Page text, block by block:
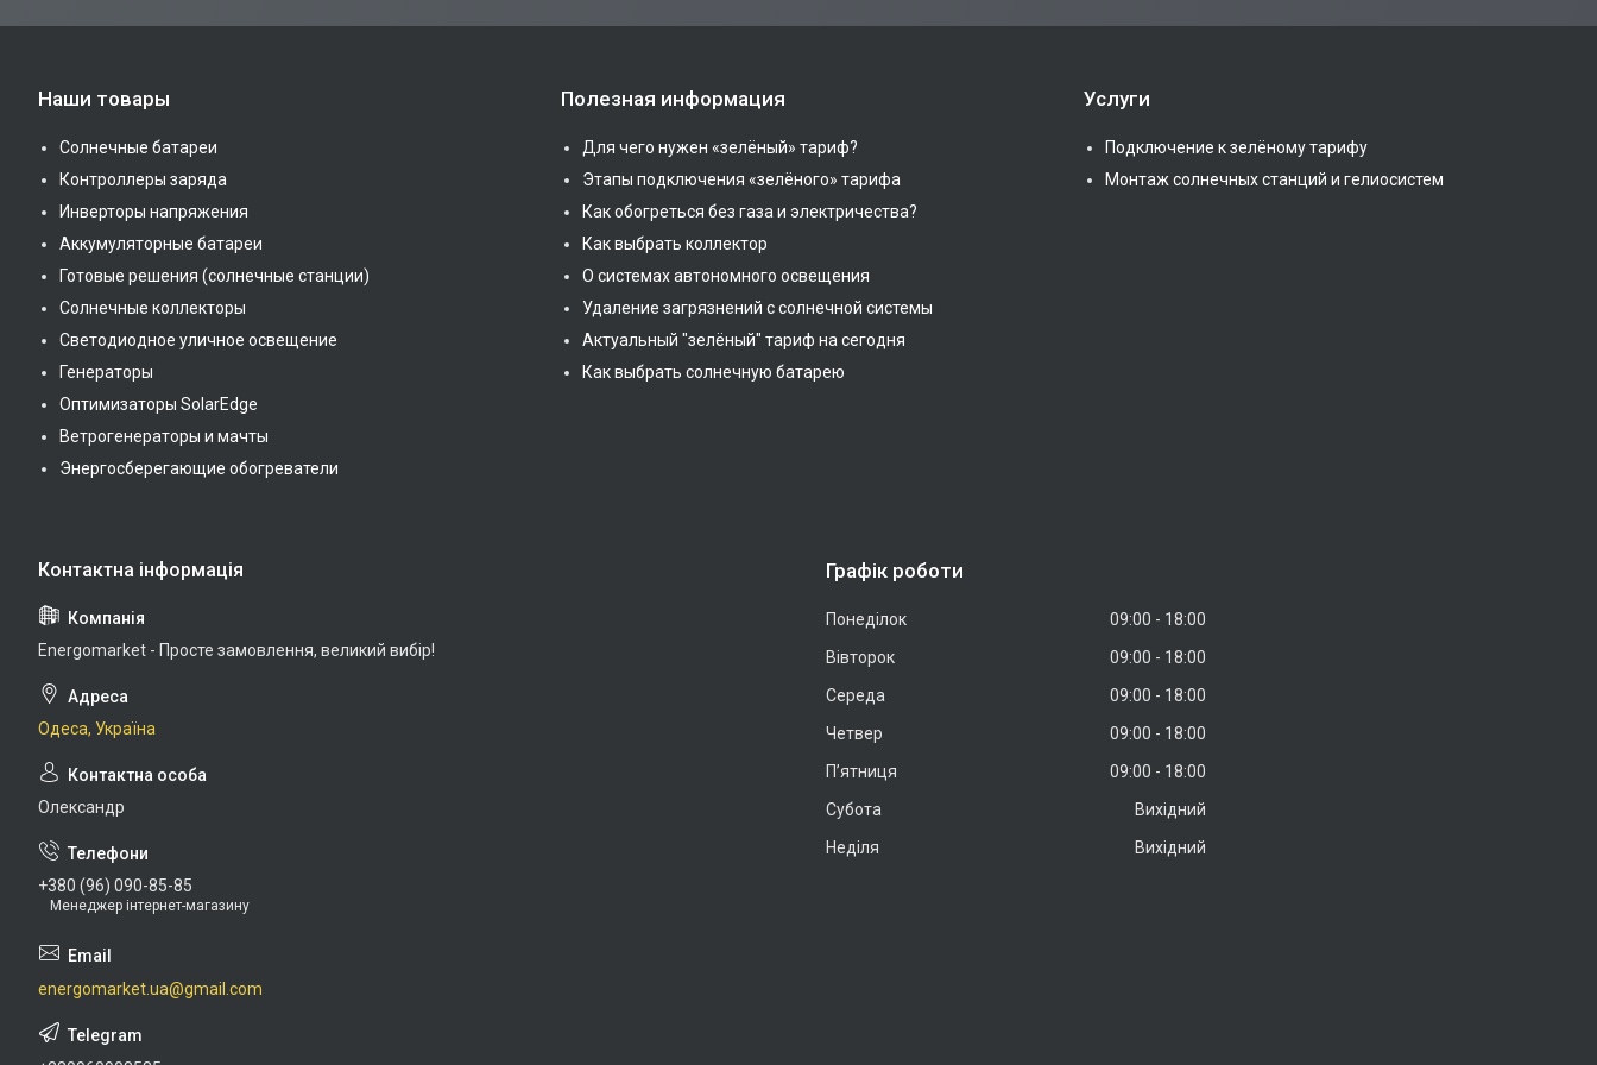
Наши товары
Солнечные батареи
Контроллеры заряда
Инверторы напряжения
Аккумуляторные батареи
Готовые решения (солнечные станции)
Солнечные коллекторы
Светодиодное уличное освещение
Генераторы
Оптимизаторы SolarEdge
Ветрогенераторы и мачты
Энергосберегающие обогреватели
Полезная информация
Для чего нужен «зелёный» тариф?
Этапы подключения «зелёного» тарифа
Как обогреться без газа и электричества?
Как выбрать коллектор
О системах автономного освещения
Удаление загрязнений с солнечной системы
Актуальный "зелёный" тариф на сегодня
Как выбрать солнечную батарею
Услуги
Подключение к зелёному тарифу
Монтаж солнечных станций и гелиосистем
Energomarket - Просте замовлення, великий вибір!
Одеса, Україна
Олександр
+380 (96) 090-85-85
Менеджер інтернет-магазину
energomarket.ua@gmail.com
Графік роботи
Понеділок 09:00
18:00
Вівторок
09:00
18:00
Середа
09:00
18:00
Четвер
09:00
18:00
Пʼятниця
09:00
18:00
Субота
Вихідний
Неділя
Вихідний